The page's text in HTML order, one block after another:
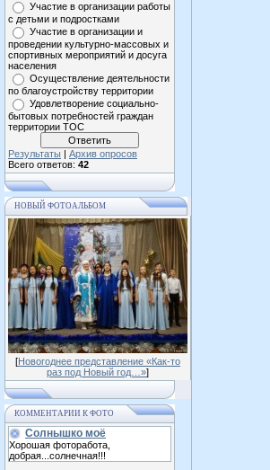
Участие в организации работы
с детьми и подростками
Участие в организации и
проведении культурно-массовых и
спортивных мероприятий и досуга
населения
Осуществление деятельности
по благоустройству территории
Удовлетворение социально-
бытовых потребностей граждан
территории ТОС
Результаты | Архив опросов
Всего ответов: 42
НОВЫЙ ФОТОАЛЬБОМ
[Новогоднее представление «Как-то
раз под Новый год…»]
КОММЕНТАРИИ К ФОТО
Солнышко моё
Хорошая фоторабота,
добрая...солнечная!!!